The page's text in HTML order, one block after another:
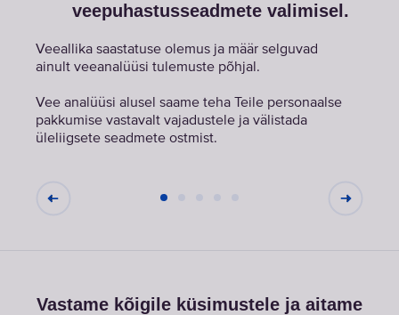
veepuhastusseadmete valimisel.
Veeallika saastatuse olemus ja määr selguvad
ainult veeanalüüsi tulemuste põhjal.
Vee analüüsi alusel saame teha Teile personaalse
pakkumise vastavalt vajadustele ja välistada
üleliigsete seadmete ostmist.
Vastame kõigile küsimustele ja aitame